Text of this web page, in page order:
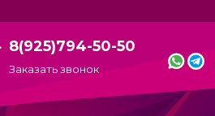
8(925)794-50-50
Заказать звонок